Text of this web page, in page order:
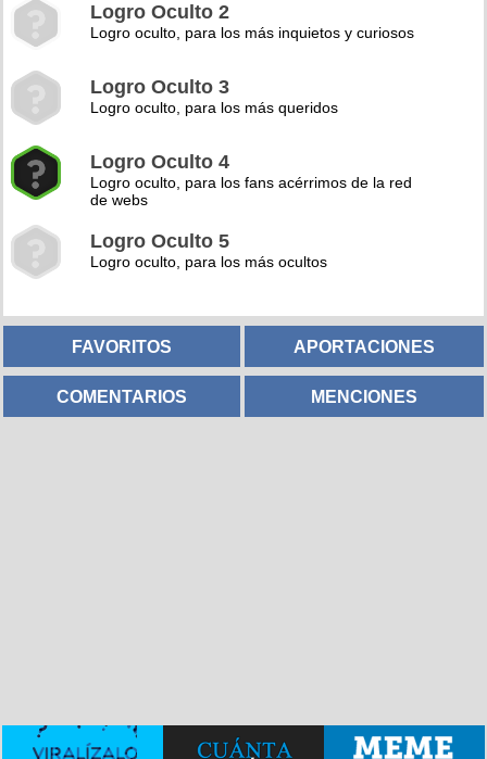
Logro Oculto 2
Logro oculto, para los más inquietos y curiosos
Logro Oculto 3
Logro oculto, para los más queridos
Logro Oculto 4
Logro oculto, para los fans acérrimos de la red
de webs
Logro Oculto 5
Logro oculto, para los más ocultos
FAVORITOS APORTACIONES
COMENTARIOS MENCIONES